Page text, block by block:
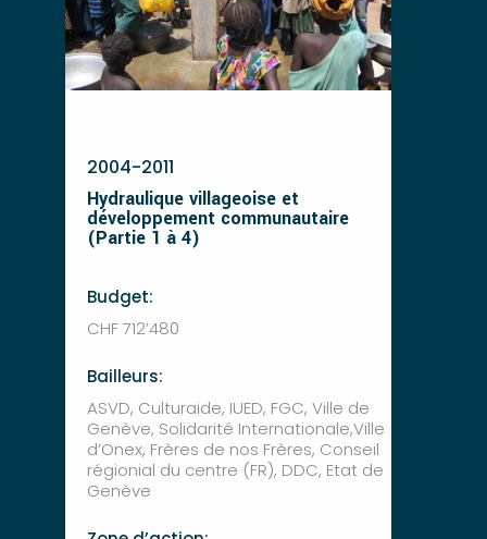
2004-2011
Hydraulique villageoise et
développement communautaire
(Partie 1 à 4)
Budget:
CHF 712’480
Bailleurs:
ASVD, Culturaide, IUED, FGC, Ville de
Genève, Solidarité Internationale,Ville
d’Onex, Frères de nos Frères, Conseil
régionial du centre (FR), DDC, Etat de
Genève